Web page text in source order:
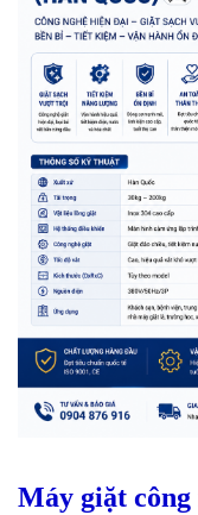
Máy giặt công